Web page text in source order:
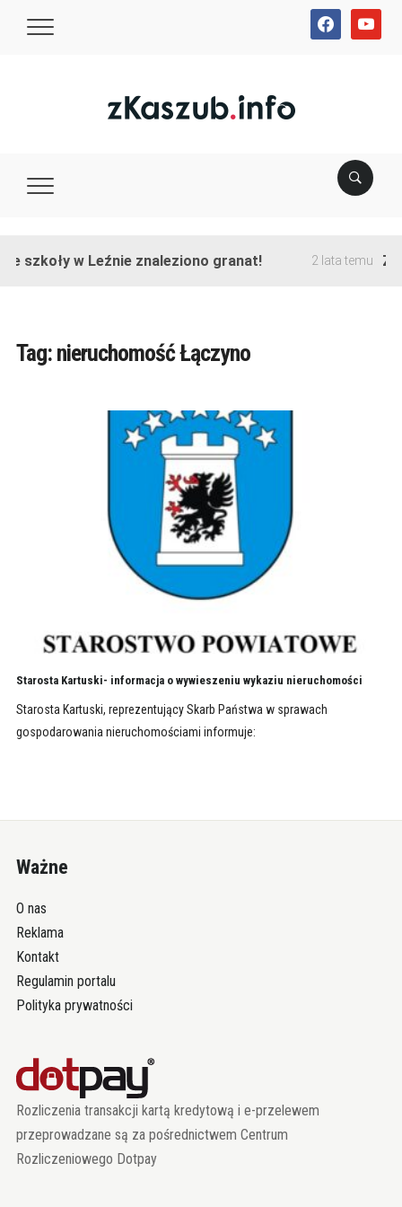
facebookyoutube
szkoły w Leźnie znaleziono granat! 2 lata temu
Tag: nieruchomość Łączyno
Starosta Kartuski- informacja o wywieszeniu wykaziu nieruchomości
Starosta Kartuski, reprezentujący Skarb Państwa w sprawach
gospodarowania nieruchomościami informuje:
Ważne
O nas
Reklama
Kontakt
Regulamin portalu
Polityka prywatności
Rozliczenia transakcji kartą kredytową i e-przelewem
przeprowadzane są za pośrednictwem Centrum
Rozliczeniowego Dotpay